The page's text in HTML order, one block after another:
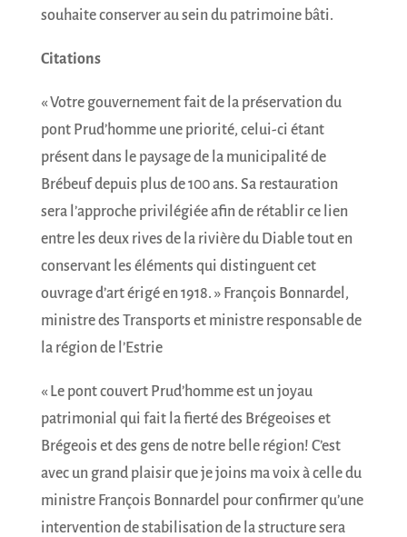
souhaite conserver au sein du patrimoine bâti.
Citations
« Votre gouvernement fait de la préservation du
pont Prud’homme une priorité, celui-ci étant
présent dans le paysage de la municipalité de
Brébeuf depuis plus de 100 ans. Sa restauration
sera l’approche privilégiée afin de rétablir ce lien
entre les deux rives de la rivière du Diable tout en
conservant les éléments qui distinguent cet
ouvrage d’art érigé en 1918. » François Bonnardel,
ministre des Transports et ministre responsable de
la région de l’Estrie
« Le pont couvert Prud’homme est un joyau
patrimonial qui fait la fierté des Brégeoises et
Brégeois et des gens de notre belle région! C’est
avec un grand plaisir que je joins ma voix à celle du
ministre François Bonnardel pour confirmer qu’une
intervention de stabilisation de la structure sera